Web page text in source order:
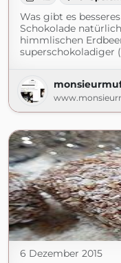
Was gibt es
Schokolade
himmlischen
superschokoladiger
6 Dezember 2015